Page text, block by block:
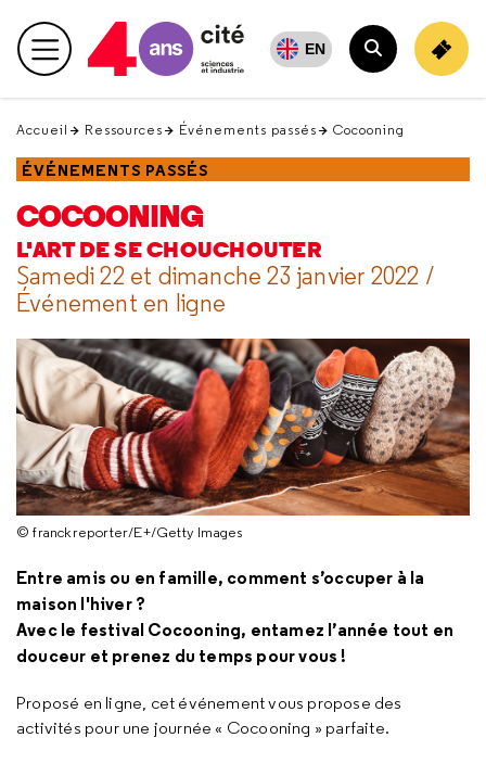
en
haut Menu principal EN
Rechercher
Accueil Ressources Événements passés Cocooning
ÉVÉNEMENTS PASSÉS
COCOONING
L'ART DE SE CHOUCHOUTER
Samedi 22 et dimanche 23 janvier 2022 /
Événement en ligne
© franckreporter/E+/Getty Images
Entre amis ou en famille, comment s’occuper à la
maison l'hiver ?
Avec le festival Cocooning, entamez l’année tout en
douceur et prenez du temps pour vous !
Proposé en ligne, cet événement vous propose des
activités pour une journée « Cocooning » parfaite.